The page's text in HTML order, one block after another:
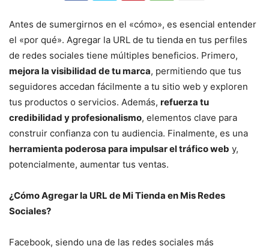
Antes de sumergirnos en el «cómo», es esencial entender
el «por qué». Agregar la URL de tu tienda en tus perfiles
de redes sociales tiene múltiples beneficios. Primero,
mejora la visibilidad de tu marca, permitiendo que tus
seguidores accedan fácilmente a tu sitio web y exploren
tus productos o servicios. Además, refuerza tu
credibilidad y profesionalismo, elementos clave para
construir confianza con tu audiencia. Finalmente, es una
herramienta poderosa para impulsar el tráfico web y,
potencialmente, aumentar tus ventas.
¿Cómo Agregar la URL de Mi Tienda en Mis Redes
Sociales?
Facebook, siendo una de las redes sociales más